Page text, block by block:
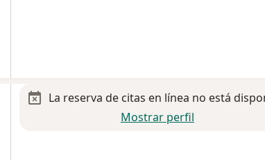
La reserva de citas en línea no está
Mostrar perfil